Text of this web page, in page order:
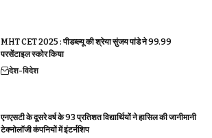
MHT CET 2025 : पीडब्ल्यू की श्रेया सुंजय पांडे ने 99.99
परसेंटाइल स्कोर किया
देश-विदेश
एनएसटी के दूसरे वर्ष के 93 प्रतिशत विद्यार्थियों ने हासिल की जानीमानी
टेक्नोलॉजी कंपनियों में इंटर्नशिप